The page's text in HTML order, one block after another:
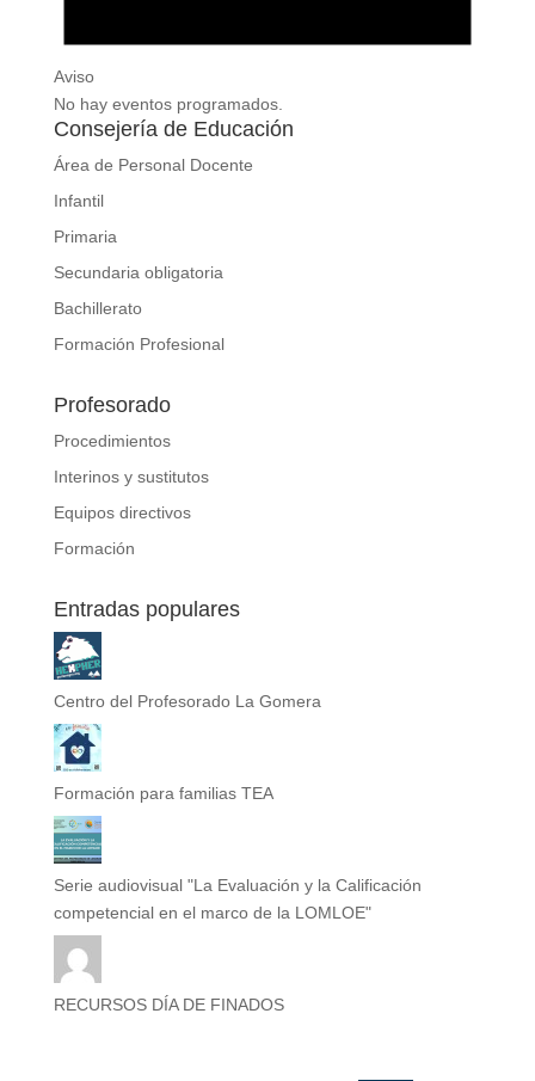
Aviso
No hay eventos programados.
Consejería de Educación
Área de Personal Docente
Infantil
Primaria
Secundaria obligatoria
Bachillerato
Formación Profesional
Profesorado
Procedimientos
Interinos y sustitutos
Equipos directivos
Formación
Entradas populares
Centro del Profesorado La Gomera
Formación para familias TEA
Serie audiovisual "La Evaluación y la Calificación
competencial en el marco de la LOMLOE"
RECURSOS DÍA DE FINADOS